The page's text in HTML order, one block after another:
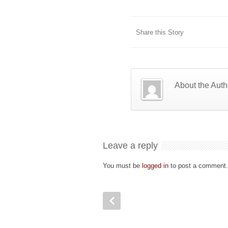
Share this Story
About the
Leave a reply
You must be logged in to post a comment.